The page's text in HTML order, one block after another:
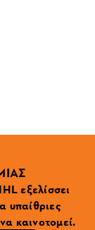
εξελίσσει
υπαίθριες
καινοτομεί.